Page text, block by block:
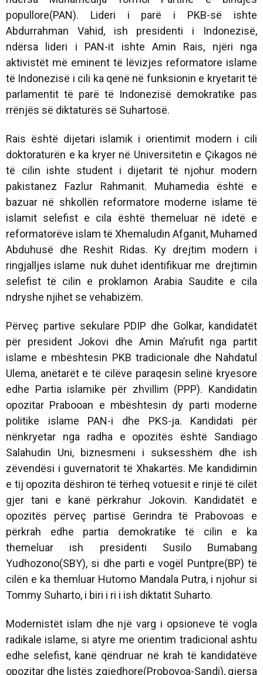
popullore(PAN). Lideri i parë i PKB-së ishte
Abdurrahman Vahid, ish presidenti i Indonezisë,
ndërsa lideri i PAN-it ishte Amin Rais, njëri nga
aktivistët më eminent të lëvizjes reformatore islame
të Indonezisë i cili ka qenë në funksionin e kryetarit të
parlamentit të parë të Indonezisë demokratike pas
rrënjës së diktaturës së Suhartosë.
Rais është dijetari islamik i orientimit modern i cili
doktoraturën e ka kryer në Universitetin e Çikagos në
të cilin ishte student i dijetarit të njohur modern
pakistanez Fazlur Rahmanit. Muhamedia është e
bazuar në shkollën reformatore moderne islame të
islamit selefist e cila është themeluar në idetë e
reformatorëve islam të Xhemaludin Afganit, Muhamed
Abduhusë dhe Reshit Ridas. Ky drejtim modern i
ringjalljes islame nuk duhet identifikuar me drejtimin
selefist të cilin e proklamon Arabia Saudite e cila
ndryshe njihet se vehabizëm.
Përveç partive sekulare PDIP dhe Golkar, kandidatët
për president Jokovi dhe Amin Ma’rufit nga partit
islame e mbështesin PKB tradicionale dhe Nahdatul
Ulema, anëtarët e të cilëve paraqesin selinë kryesore
edhe Partia islamike për zhvillim (PPP). Kandidatin
opozitar Prabooan e mbështesin dy parti moderne
politike islame PAN-i dhe PKS-ja. Kandidati për
nënkryetar nga radha e opozitës është Sandiago
Salahudin Uni, biznesmeni i suksesshëm dhe ish
zëvendësi i guvernatorit të Xhakartës. Me kandidimin
e tij opozita dëshiron të tërheq votuesit e rinjë të cilët
gjer tani e kanë përkrahur Jokovin. Kandidatët e
opozitës përveç partisë Gerindra të Prabovoas e
përkrah edhe partia demokratike të cilin e ka
themeluar ish presidenti Susilo Bumabang
Yudhozono(SBY), si dhe parti e vogël Puntpre(BP) të
cilën e ka themluar Hutomo Mandala Putra, i njohur si
Tommy Suharto, i biri i ri i ish diktatit Suharto.
Modernistët islam dhe një varg i opsioneve të vogla
radikale islame, si atyre me orientim tradicional ashtu
edhe selefist, kanë qëndruar në krah të kandidatëve
opozitar dhe listës zgjedhore(Probovoa-Sandi), gjersa